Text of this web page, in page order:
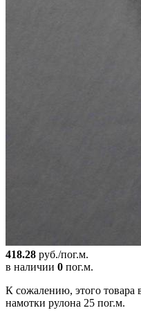
418.28 руб./пог.м.
в наличии 0 пог.м.
К сожалению, этого товара
намотки рулона 25 пог.м.